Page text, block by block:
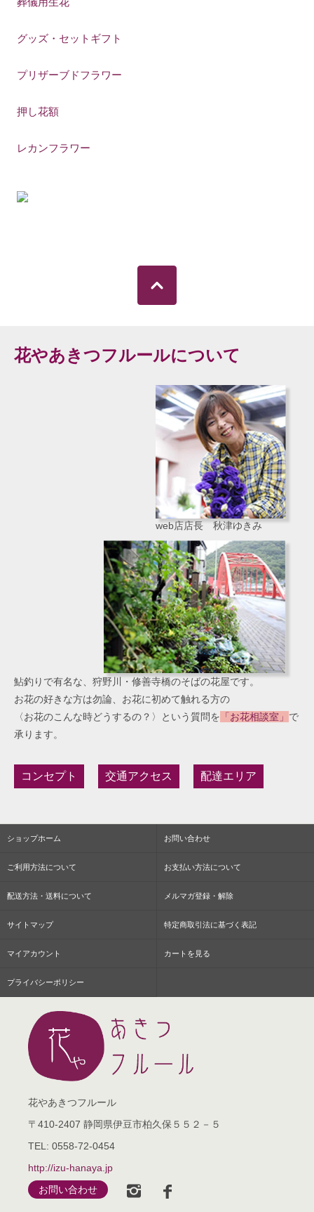
グッズ・セットギフト
プリザーブドフラワー
押し花額
レカンフラワー
花やあきつフルールについて
web店店長 秋津ゆきみ
鮎釣りで有名な、狩野川・修善寺橋のそばの花屋です。
お花の好きな方は勿論、お花に初めて触れる方の
〈お花のこんな時どうするの？〉という質問を 「お花相談室」 で
承ります。
コンセプト 交通アクセス 配達エリア
ショップホーム お問い合わせ
ご利用方法について お支払い方法について
配送方法・送料について メルマガ登録・解除
サイトマップ 特定商取引法に基づく表記
マイアカウント カートを見る
プライバシーポリシー
花やあきつフルール
〒410-2407 静岡県伊豆市柏久保５５２－５
TEL: 0558-72-0454
http://izu-hanaya.jp
お問い合わせ